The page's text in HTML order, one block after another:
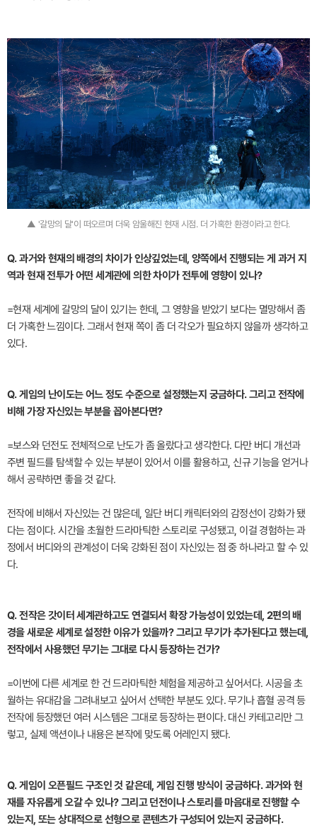
▲ '갈망의 달'이 떠오르며 더욱 암울해진 현재 시점. 더 가혹한 환경이라고 한다.
Q. 과거와 현재의 배경의 차이가 인상깊었는데, 양쪽에서 진행되는 게 과거 지
역과 현재 전투가 어떤 세계관에 의한 차이가 전투에 영향이 있나?
=현재 세계에 갈망의 달이 있기는 한데, 그 영향을 받았기 보다는 멸망해서 좀
더 가혹한 느낌이다. 그래서 현재 쪽이 좀 더 각오가 필요하지 않을까 생각하고
있다.
Q. 게임의 난이도는 어느 정도 수준으로 설정했는지 궁금하다. 그리고 전작에
비해 가장 자신있는 부분을 꼽아본다면?
=보스와 던전도 전체적으로 난도가 좀 올랐다고 생각한다. 다만 버디 개선과
주변 필드를 탐색할 수 있는 부분이 있어서 이를 활용하고, 신규 기능을 얻거나
해서 공략하면 좋을 것 같다.
전작에 비해서 자신있는 건 많은데, 일단 버디 캐릭터와의 감정선이 강화가 됐
다는 점이다. 시간을 초월한 드라마틱한 스토리로 구성됐고, 이걸 경험하는 과
정에서 버디와의 관계성이 더욱 강화된 점이 자신있는 점 중 하나라고 할 수 있
다.
Q. 전작은 갓이터 세계관하고도 연결되서 확장 가능성이 있었는데, 2편의 배
경을 새로운 세계로 설정한 이유가 있을까? 그리고 무기가 추가된다고 했는데,
전작에서 사용했던 무기는 그대로 다시 등장하는 건가?
=이번에 다른 세계로 한 건 드라마틱한 체험을 제공하고 싶어서다. 시공을 초
월하는 유대감을 그려내보고 싶어서 선택한 부분도 있다. 무기나 흡혈 공격 등
전작에 등장했던 여러 시스템은 그대로 등장하는 편이다. 대신 카테고리만 그
렇고, 실제 액션이나 내용은 본작에 맞도록 어레인지 됐다.
Q. 게임이 오픈필드 구조인 것 같은데, 게임 진행 방식이 궁금하다. 과거와 현
재를 자유롭게 오갈 수 있나? 그리고 던전이나 스토리를 마음대로 진행할 수
있는지, 또는 상대적으로 선형으로 콘텐츠가 구성되어 있는지 궁금하다.